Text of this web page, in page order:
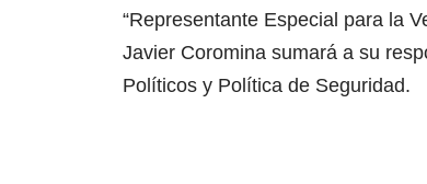
“Representante Especial para la
Javier Coromina sumará a su
Políticos y Política de Seguridad.